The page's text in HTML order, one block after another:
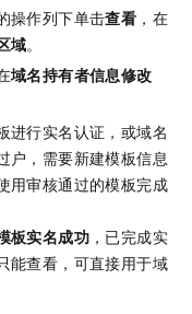
操作列下单击查看 ，在
域。
域名持有者信息修改
进行实名认证，或域名
户，需要新建模板信息
用审核通过的模板完成
板实名成功 ，已完成实
能查看，可直接用于域